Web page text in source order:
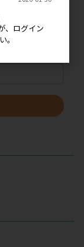
、ログイン
。